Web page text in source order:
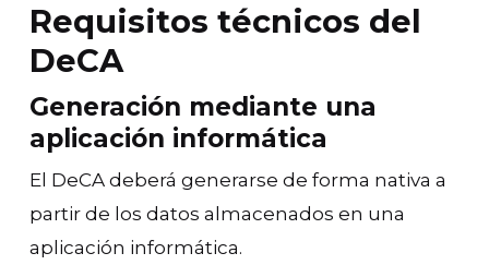
Requisitos técnicos del
DeCA
Generación mediante una
aplicación informática
El DeCA deberá generarse de forma nativa a
partir de los datos almacenados en una
aplicación informática.